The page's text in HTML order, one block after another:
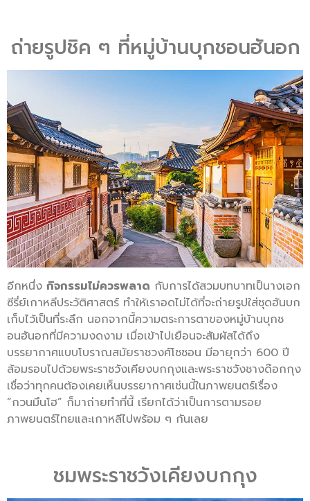
ถ่ายรูปชิค ๆ ที่หมู่บ้านบุกชอนฮันอก
อีกหนึ่ง กิจกรรมไม่ควรพลาด กับการได้สวมบทบาทเป็นางเอก
ซีรี่ย์เกาหลีประวัติศาสตร์ ทำให้เราอดไม่ได้ที่จะถ่ายรูปใส่ชุดฮันบก
เก็บไว้เป็นที่ระลึก นอกจากนี้ความตระการตาของหมู่บ้านบุกช
อนฮันอกที่มีความงดงาม เมื่อเข้าไปเยือนจะสัมผัสได้ถึง
บรรยากาศแบบโบราณสมัยราชวงศ์โชซอน มีอายุกว่า 600 ปี
ล้อมรอบไปด้วยพระราชวังเคียงบกกุงและพระราชวังชางด๊อกกุง
เชื่อว่าทุกคนต้องเคยเห็นบรรยากาศเช่นนี้ในภาพยนตร์เรื่อง
“กวนมึนโฮ” ก็มาถ่ายทำที่นี้ เรียกได้ว่าเป็นการตามรอย
ภาพยนตร์ไทยและเกาหลีไปพร้อม ๆ กันเลย
ชมพระราชวังเคียงบกกุง